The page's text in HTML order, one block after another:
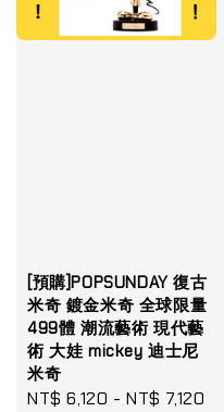
[預購]POPSUNDAY 復古
米奇 鍍金米奇 全球限量
499體 潮流藝術 現代藝
術 大娃 mickey 迪士尼
米奇
Sale
NT$ 6,120 -NT$ 7,120